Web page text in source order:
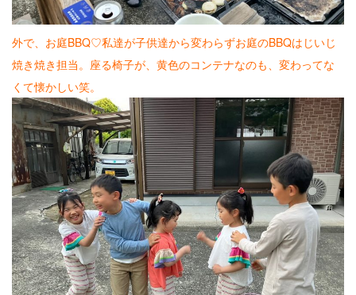
外で、お庭BBQ♡私達が子供達から変わらずお庭のBBQはじいじ
焼き焼き担当。座る椅子が、黄色のコンテナなのも、変わってな
くて懐かしい笑。